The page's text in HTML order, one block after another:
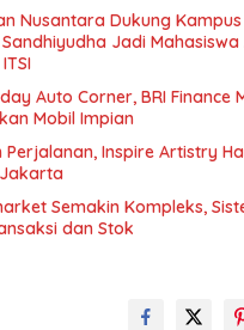
Nusantara Dukung
Jadi
Auto Corner, BRI Finance
Mobil Impian
Perjalanan, Inspire Artistry
Semakin Kompleks,
dan Stok